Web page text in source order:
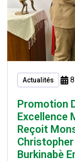
Actualités
Promotion
Excellence
Reçoit
Burkinabè